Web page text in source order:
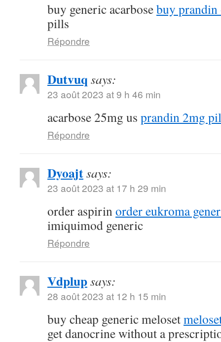
buy generic acarbosebuy
pills
Répondre
Dutvuq says:
23 août 2023 at 9 h 46 min
acarbose 25mg us prandin 2mg
Répondre
Dyoajtsays:
23 août 2023 at 17 h 29 min
order aspirinorder eukroma
imiquimod generic
Répondre
Vdplupsays:
28 août 2023 at 12 h 15 min
buy cheap generic meloset
get danocrine without a